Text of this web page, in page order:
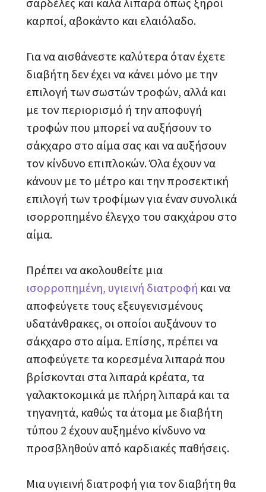
καρποί, αβοκάντο και ελαιόλαδο.
Για να αισθάνεστε καλύτερα όταν έχετε
διαβήτη δεν έχει να κάνει μόνο με την
επιλογή των σωστών τροφών, αλλά και
με τον περιορισμό ή την αποφυγή
τροφών που μπορεί να αυξήσουν το
σάκχαρο στο αίμα σας και να αυξήσουν
τον κίνδυνο επιπλοκών. Όλα έχουν να
κάνουν με το μέτρο και την προσεκτική
επιλογή των τροφίμων για έναν συνολικά
ισορροπημένο έλεγχο του σακχάρου στο
αίμα.
Πρέπει να ακολουθείτε μια
ισορροπημένη, υγιεινή διατροφή και να
αποφεύγετε τους εξευγενισμένους
υδατάνθρακες, οι οποίοι αυξάνουν το
σάκχαρο στο αίμα. Επίσης, πρέπει να
αποφεύγετε τα κορεσμένα λιπαρά που
βρίσκονται στα λιπαρά κρέατα, τα
γαλακτοκομικά με πλήρη λιπαρά και τα
τηγανητά, καθώς τα άτομα με διαβήτη
τύπου 2 έχουν αυξημένο κίνδυνο να
προσβληθούν από καρδιακές παθήσεις.
Μια υγιεινή διατροφή για τον διαβήτη θα